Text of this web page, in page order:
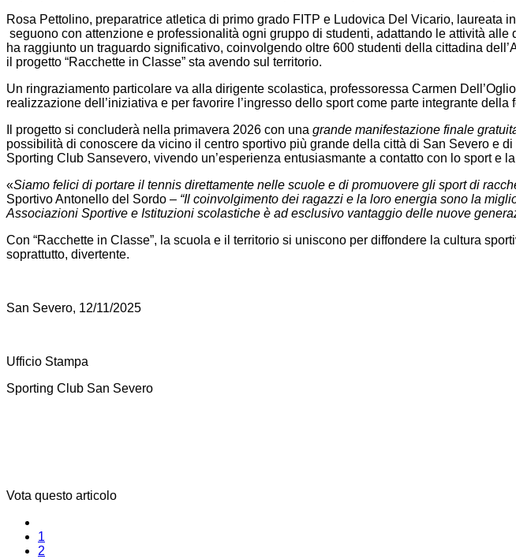
Rosa Pettolino, preparatrice atletica di primo grado FITP e Ludovica Del Vicario, laureata
seguono con attenzione e professionalità ogni gruppo di studenti, adattando le attività
ha raggiunto un traguardo significativo, coinvolgendo oltre 600 studenti della cittadina
il progetto “Racchette in Classe” sta avendo sul territorio.
Un ringraziamento particolare va alla dirigente scolastica, professoressa Carmen
realizzazione dell’iniziativa e per favorire l’ingresso dello sport come parte integrante della
Il progetto si concluderà nella primavera 2026 con una grande manifestazione finale
possibilità di conoscere da vicino il centro sportivo più grande della città di San Severo e
Sporting Club Sansevero, vivendo un’esperienza entusiasmante a contatto con lo sport e
«Siamo felici di portare il tennis direttamente nelle scuole e di promuovere gli sport di
Sportivo Antonello del Sordo – “Il coinvolgimento dei ragazzi e la loro energia sono la
Associazioni Sportive e Istituzioni scolastiche è ad esclusivo vantaggio delle nuove
Con “Racchette in Classe”, la scuola e il territorio si uniscono per diffondere la cultura
soprattutto, divertente.
San Severo, 12/11/2025
Ufficio Stampa
Sporting Club San Severo
Vota questo articolo
1
2